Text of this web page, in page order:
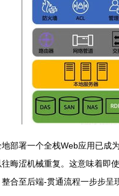
部署一个全栈Web应用已
晦涩机械重复。这意味着
合至后端-贯通流程一步步呈